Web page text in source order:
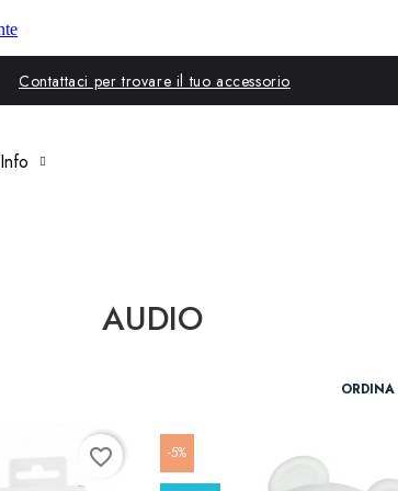
Contattaci per trovare il tuo accessorio
Info
AUDIO
ORDINA
favorite_border -5%